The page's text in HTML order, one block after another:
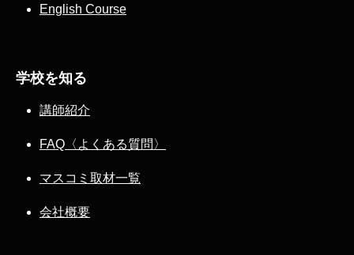
English Course
学校を知る
講師紹介
FAQ〈よくある質問〉
マスコミ取材一覧
会社概要